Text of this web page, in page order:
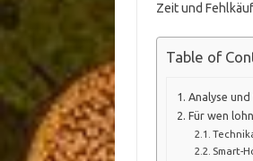
Zeit und
Table of
Analyse
Für wen
Smart-